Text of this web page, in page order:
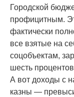
Городской
профицитным.
фактически
все взятые на
соцобъектам,
шесть
А вот доходы с
казны —